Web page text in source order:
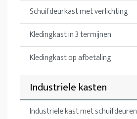
Schuifdeurkast met verlichting
Kledingkast in 3 termijnen
Kledingkast op afbetaling
Industriele kasten
Industriele kast met schuifdeuren